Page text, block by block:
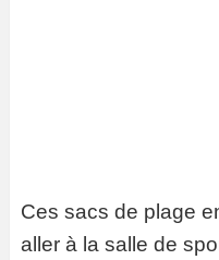
Ces sacs de plage
aller à la salle de